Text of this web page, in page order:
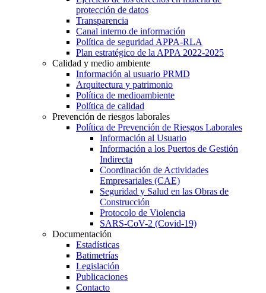
protección de datos
Transparencia
Canal interno de información
Política de seguridad APPA-RLA
Plan estratégico de la APPA 2022-2025
Calidad y medio ambiente
Información al usuario PRMD
Arquitectura y patrimonio
Política de medioambiente
Política de calidad
Prevención de riesgos laborales
Política de Prevención de Riesgos Laborales
Información al Usuario
Información a los Puertos de Gestión
Indirecta
Coordinación de Actividades
Empresariales (CAE)
Seguridad y Salud en las Obras de
Construcción
Protocolo de Violencia
SARS-CoV-2 (Covid-19)
Documentación
Estadísticas
Batimetrías
Legislación
Publicaciones
Contacto